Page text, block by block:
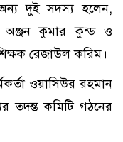
দুই সদস্য হলেন,
অঞ্জন কুমার কুন্ড ও
রেজাউল করিম।
ওয়াসিউর রহমান
তদন্ত কমিটি গঠনের